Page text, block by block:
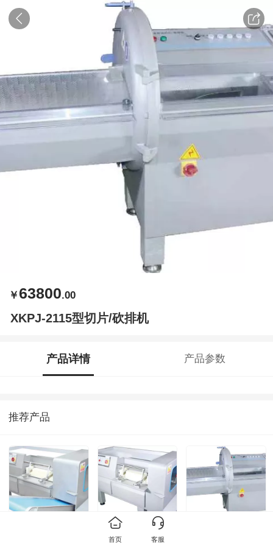
￥ 63800.00
XKPJ-2115型切片/砍排机
产品详情 产品参数
推荐产品
XJTS-550型冻肉
首页 客服